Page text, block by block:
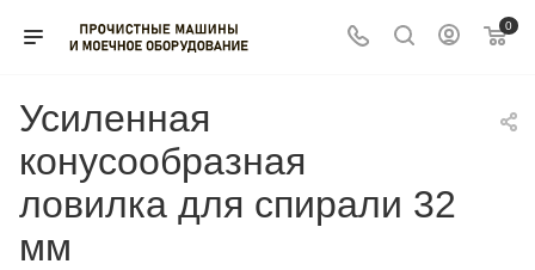
0
Усиленная
конусообразная
ловилка для спирали 32
мм